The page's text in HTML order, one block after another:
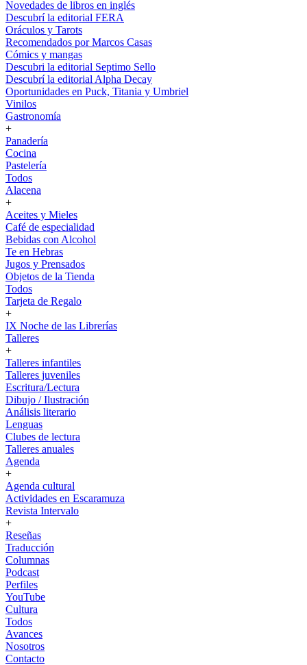
Novedades de libros en inglés
Descubrí la editorial FERA
Oráculos y Tarots
Recomendados por Marcos Casas
Cómics y mangas
Descubri la editorial Septimo Sello
Descubrí la editorial Alpha Decay
Oportunidades en Puck, Titania y Umbriel
Vinilos
Gastronomía
+
Panadería
Cocina
Pastelería
Todos
Alacena
+
Aceites y Mieles
Café de especialidad
Bebidas con Alcohol
Te en Hebras
Jugos y Prensados
Objetos de la Tienda
Todos
Tarjeta de Regalo
+
IX Noche de las Librerías
Talleres
+
Talleres infantiles
Talleres juveniles
Escritura/Lectura
Dibujo / Ilustración
Análisis literario
Lenguas
Clubes de lectura
Talleres anuales
Agenda
+
Agenda cultural
Actividades en Escaramuza
Revista Intervalo
+
Reseñas
Traducción
Columnas
Podcast
Perfiles
YouTube
Cultura
Todos
Avances
Nosotros
Contacto